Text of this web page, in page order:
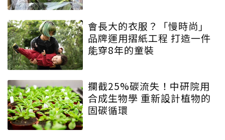
會長大的衣服？「慢時尚」
品牌運用摺紙工程 打造一件
能穿8年的童裝
攔截25%碳流失！中研院用
合成生物學 重新設計植物的
固碳循環